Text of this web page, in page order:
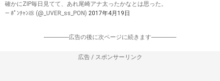
確かにZIP毎日見てて、あれ尾崎アナ太ったかなとは思った。
— ﾎﾟﾝﾁｬﾝ💩 (@_UVER_ss_PON) 2017年4月19日
-----------------広告の後に次ページに続きます-----------------
広告 / スポンサーリンク